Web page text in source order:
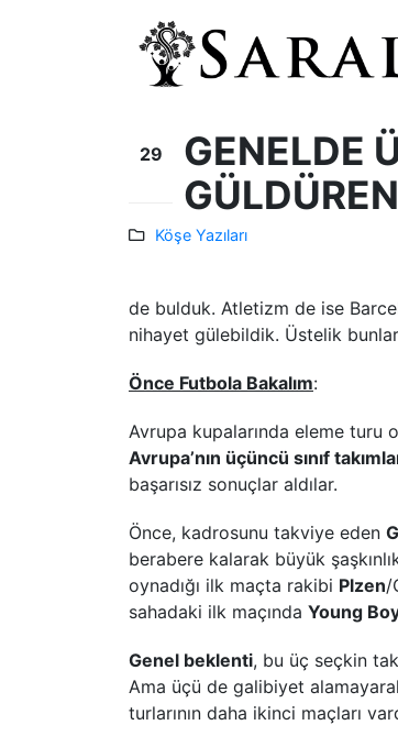
29
GENELDE
Köşe Yazıları
de bulduk. Atletizm de ise
nihayet gülebildik. Üstelik
Önce Futbola Bakalım:
Avrupa kupalarında eleme turu
Avrupa’nın üçüncü sınıf
başarısız sonuçlar aldılar.
Önce, kadrosunu takviye eden
berabere kalarak büyük
oynadığı ilk maçta rakibi Plzen/
sahadaki ilk maçında Young
Genel beklenti, bu üç seçkin
Ama üçü de galibiyet
turlarının daha ikinci maçları